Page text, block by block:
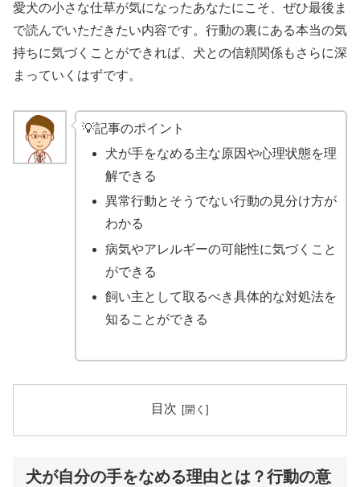
愛犬の小さな仕草が気になったあなたにこそ、ぜひ最後ま
で読んでいただきたい内容です。行動の裏にある本当の気
持ちに気づくことができれば、犬との信頼関係もさらに深
まっていくはずです。
💡記事のポイント
犬が手をなめる主な原因や心理状態を理
解できる
異常行動とそうでない行動の見分け方が
わかる
病気やアレルギーの可能性に気づくこと
ができる
飼い主として取るべき具体的な対処法を
知ることができる
目次
犬が自分の手をなめる理由とは？行動の意